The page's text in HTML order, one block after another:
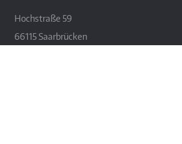
Hochstraße 59
66115 Saarbrücken